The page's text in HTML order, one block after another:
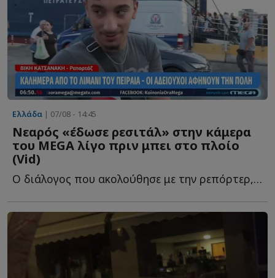
Ελλάδα | 07/08 - 14:45
Νεαρός «έδωσε ρεσιτάλ» στην κάμερα
του MEGA λίγο πριν μπει στο πλοίο
(Vid)
Ο διάλογος που ακολούθησε με την ρεπόρτερ, Βίκυ Κατσανάκη, ή...